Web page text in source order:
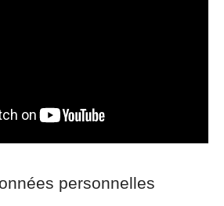
personnelles